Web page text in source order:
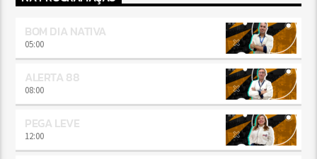
BOM DIA NATIVA
05:00
ALERTA 88
08:00
PEGA LEVE
12:00